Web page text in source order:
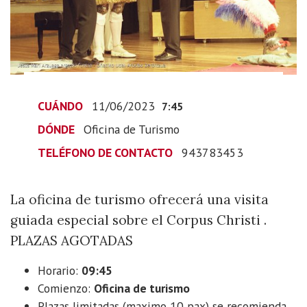
especial
día
de
Corpus
11T09:45:00+02:00
11T09:45:00+02:00
oficina
turismo
ofrecerá
CUÁNDO 11/06/2023 7:45
DÓNDE Oficina de Turismo
TELÉFONO DE CONTACTO 943783453
La oficina de turismo ofrecerá una visita
guiada especial sobre el Corpus Christi .
PLAZAS AGOTADAS
Horario: 09:45
Comienzo: Oficina de turismo